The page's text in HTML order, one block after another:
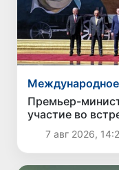
Международное
Премьер-
участие во
Кыргызстана в
7 авг 2026,